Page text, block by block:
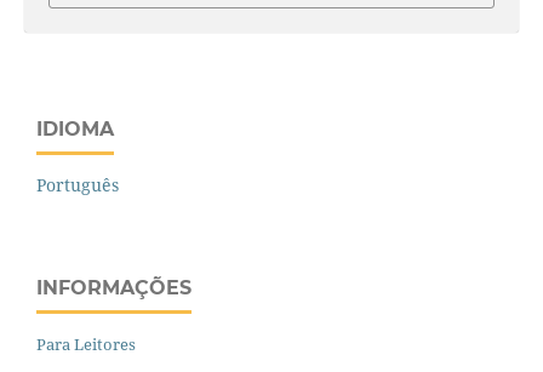
IDIOMA
Português
INFORMAÇÕES
Para Leitores